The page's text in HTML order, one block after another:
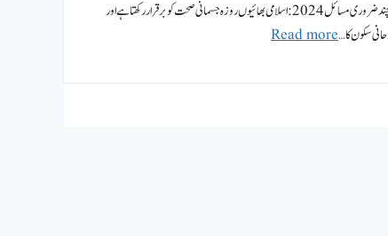
روزے کے چند ضروری مسائل | روزہ رکھنے کی نیت | Roza ke masail in urdu روزے کے چند ضروری مسائل 2024: اسلامی بھائیوں روزہ جسمانی صحت کو برقرار رکھتا ہے اور
سکون کا …Read more